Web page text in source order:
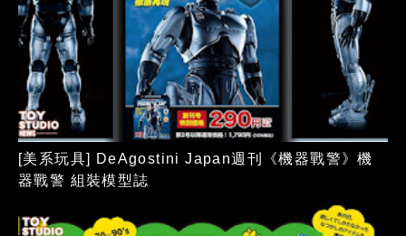
[美系玩具] DeAgostini Japan週刊《機器戰警》機
器戰警 組裝模型誌